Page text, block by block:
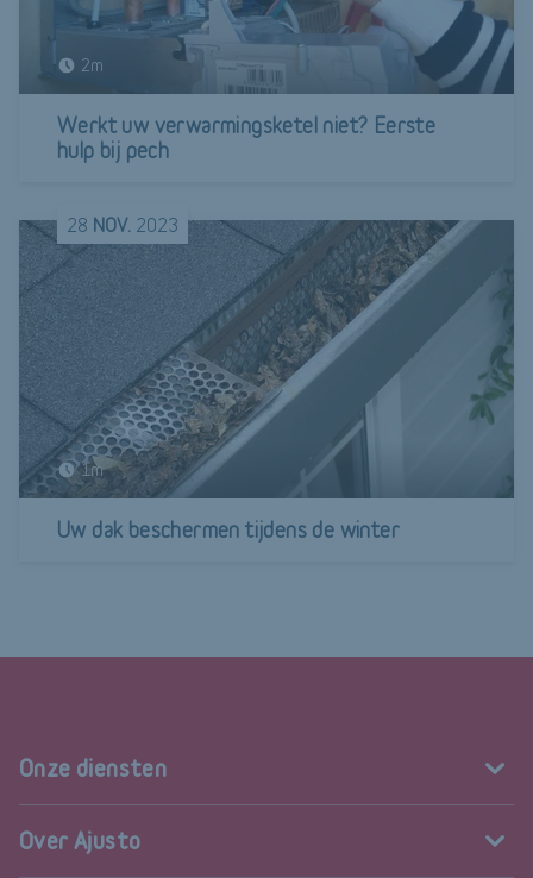
2m
Werkt uw verwarmingsketel niet? Eerste
hulp bij pech
28 NOV. 2023
1m
Uw dak beschermen tijdens de winter
Onze diensten
Over Ajusto